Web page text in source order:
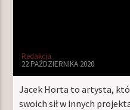
Redakcja
22 PAŹDZIERNIKA 2020
Jacek Horta to artysta,
swoich sił w innych